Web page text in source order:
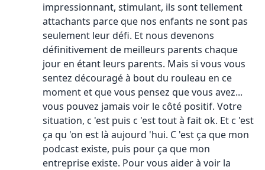
impressionnant, stimulant, ils sont tellement
attachants parce que nos enfants ne sont pas
seulement leur défi. Et nous devenons
définitivement de meilleurs parents chaque
jour en étant leurs parents. Mais si vous vous
sentez découragé à bout du rouleau en ce
moment et que vous pensez que vous avez...
vous pouvez jamais voir le côté positif. Votre
situation, c 'est puis c 'est tout à fait ok. Et c 'est
ça qu 'on est là aujourd 'hui. C 'est ça que mon
podcast existe, puis pour ça que mon
entreprise existe. Pour vous aider à voir la